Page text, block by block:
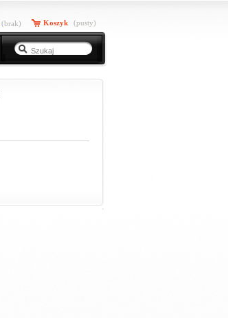
(brak) Koszyk (pusty)